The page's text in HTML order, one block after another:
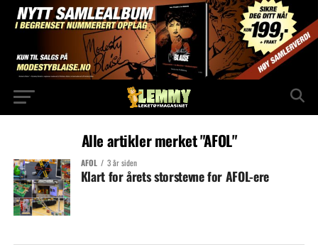
Alle artikler merket "AFOL"
AFOL 3 år siden
Klart for årets storstevne for AFOL-ere